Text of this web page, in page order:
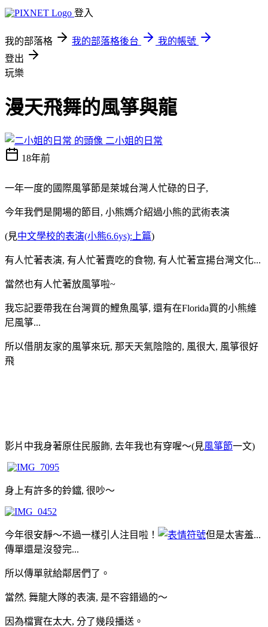
登入
我的部落格 我的部落格後台
我的帳號
登出
玩樂
漫天飛舞的風箏與龍
二小姐的日常
18年前
一年一度的國際風箏節是萊城台灣人忙碌的日子,
今年我們是開場的節目, 小熊媽介紹過小熊的武術表演
(見中文學校的表演(小熊6.6ys):上篇)
有人忙著表演, 有人忙著賣吃的食物, 有人忙著宣揚台灣文化...
當然也有人忙著放風箏啦~
我忘記要帶我在台灣買的鯉魚風箏, 還有在Florida買的小熊維
尼風箏...
所以借朋友家的風箏來玩, 那天天氣陰陰的, 風很大, 風箏很好
飛
影片中我身著原住民服飾, 去年我也有穿喔～(見風箏節一文)
身上有許多的鈴鐺, 很吵～
今年很安靜～不過一樣引人注目啦！
但是太害羞...
傳單還是沒發完...
所以傳單就給鄰居們了。
當然, 舞龍大隊的表演, 是不容錯過的～
因為檔實在太大, 分了幾段播送。